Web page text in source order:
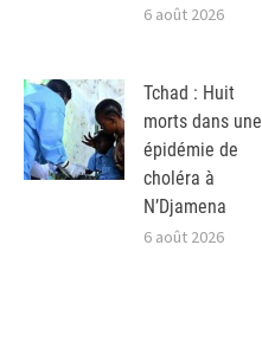
6 août 2026
Tchad : Huit
morts dans une
épidémie de
choléra à
N’Djamena
6 août 2026